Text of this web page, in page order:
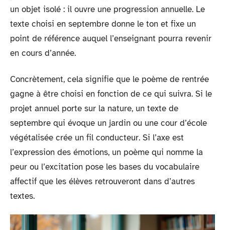
un objet isolé : il ouvre une progression annuelle. Le
texte choisi en septembre donne le ton et fixe un
point de référence auquel l’enseignant pourra revenir
en cours d’année.
Concrètement, cela signifie que le poème de rentrée
gagne à être choisi en fonction de ce qui suivra. Si le
projet annuel porte sur la nature, un texte de
septembre qui évoque un jardin ou une cour d’école
végétalisée crée un fil conducteur. Si l’axe est
l’expression des émotions, un poème qui nomme la
peur ou l’excitation pose les bases du vocabulaire
affectif que les élèves retrouveront dans d’autres
textes.